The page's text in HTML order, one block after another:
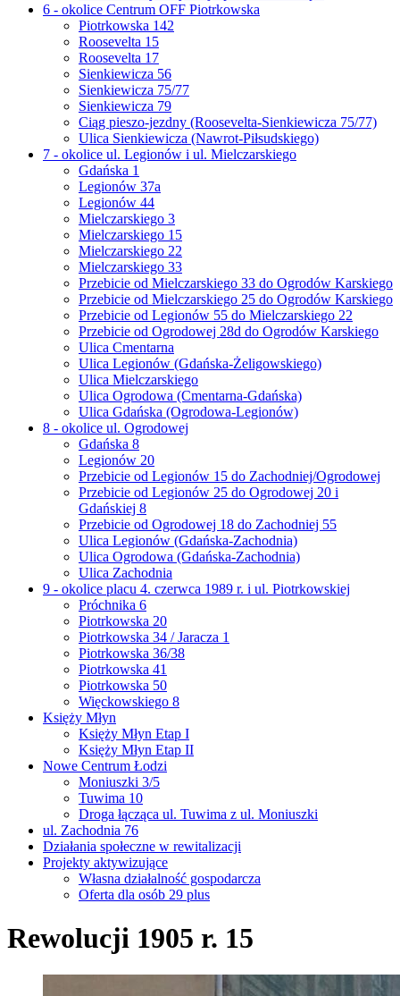
6 - okolice Centrum OFF Piotrkowska
Piotrkowska 142
Roosevelta 15
Roosevelta 17
Sienkiewicza 56
Sienkiewicza 75/77
Sienkiewicza 79
Ciąg pieszo-jezdny (Roosevelta-Sienkiewicza 75/77)
Ulica Sienkiewicza (Nawrot-Piłsudskiego)
7 - okolice ul. Legionów i ul. Mielczarskiego
Gdańska 1
Legionów 37a
Legionów 44
Mielczarskiego 3
Mielczarskiego 15
Mielczarskiego 22
Mielczarskiego 33
Przebicie od Mielczarskiego 33 do Ogrodów Karskiego
Przebicie od Mielczarskiego 25 do Ogrodów Karskiego
Przebicie od Legionów 55 do Mielczarskiego 22
Przebicie od Ogrodowej 28d do Ogrodów Karskiego
Ulica Cmentarna
Ulica Legionów (Gdańska-Żeligowskiego)
Ulica Mielczarskiego
Ulica Ogrodowa (Cmentarna-Gdańska)
Ulica Gdańska (Ogrodowa-Legionów)
8 - okolice ul. Ogrodowej
Gdańska 8
Legionów 20
Przebicie od Legionów 15 do Zachodniej/Ogrodowej
Przebicie od Legionów 25 do Ogrodowej 20 i
Gdańskiej 8
Przebicie od Ogrodowej 18 do Zachodniej 55
Ulica Legionów (Gdańska-Zachodnia)
Ulica Ogrodowa (Gdańska-Zachodnia)
Ulica Zachodnia
9 - okolice placu 4. czerwca 1989 r. i ul. Piotrkowskiej
Próchnika 6
Piotrkowska 20
Piotrkowska 34 / Jaracza 1
Piotrkowska 36/38
Piotrkowska 41
Piotrkowska 50
Więckowskiego 8
Księży Młyn
Księży Młyn Etap I
Księży Młyn Etap II
Nowe Centrum Łodzi
Moniuszki 3/5
Tuwima 10
Droga łącząca ul. Tuwima z ul. Moniuszki
ul. Zachodnia 76
Działania społeczne w rewitalizacji
Projekty aktywizujące
Własna działalność gospodarcza
Oferta dla osób 29 plus
Rewolucji 1905 r. 15